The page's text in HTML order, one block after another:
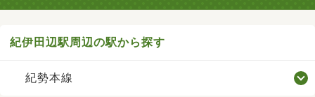
紀伊田辺駅周辺の駅から探す
紀勢本線